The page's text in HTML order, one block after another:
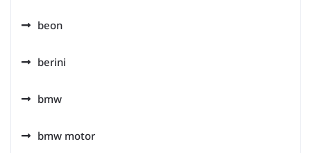
beon
berini
bmw
bmw motor